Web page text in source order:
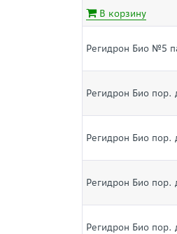
В корзину
Регидрон Био №5
Регидрон Био
Регидрон Био
Регидрон Био
Регидрон Био